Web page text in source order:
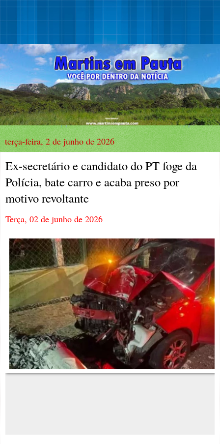
terça-feira, 2 de junho de 2026
Ex-secretário e candidato do PT foge da
Polícia, bate carro e acaba preso por
motivo revoltante
Terça, 02 de junho de 2026